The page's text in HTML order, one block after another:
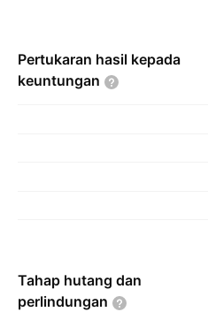
Pertukaran hasil kepada
keuntungan
Tahap hutang dan
perlindungan